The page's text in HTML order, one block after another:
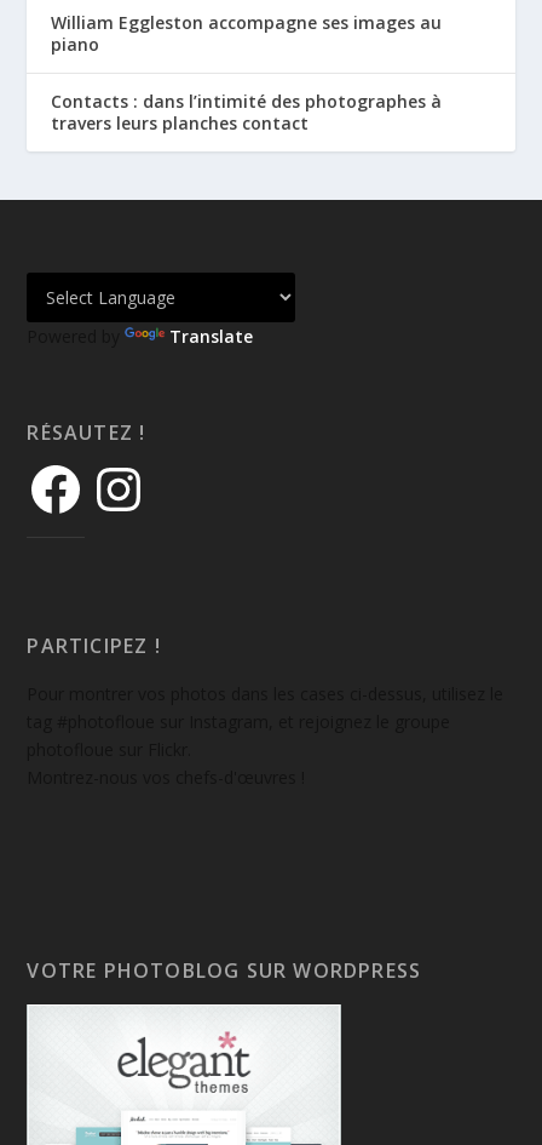
William Eggleston accompagne ses images au
piano
Contacts : dans l’intimité des photographes à
travers leurs planches contact
Powered by Translate
RÉSAUTEZ !
PARTICIPEZ !
VOTRE PHOTOBLOG SUR WORDPRESS